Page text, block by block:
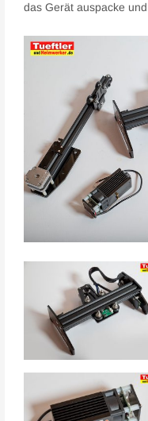
das Gerät auspacke